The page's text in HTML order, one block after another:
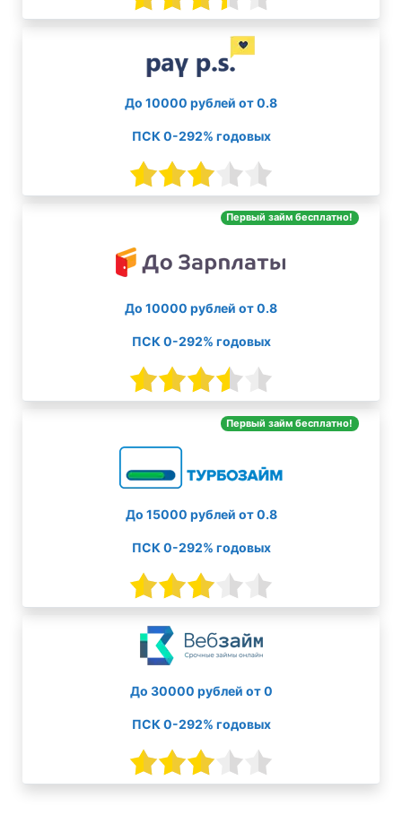
До 10000 рублей от 0.8
ПСК 0-292% годовых
Первый займ бесплатно!
До 10000 рублей от 0.8
ПСК 0-292% годовых
Первый займ бесплатно!
До 15000 рублей от 0.8
ПСК 0-292% годовых
До 30000 рублей от 0
ПСК 0-292% годовых